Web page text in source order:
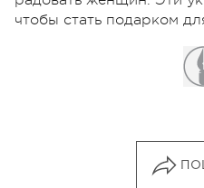
чтобы стать подарком